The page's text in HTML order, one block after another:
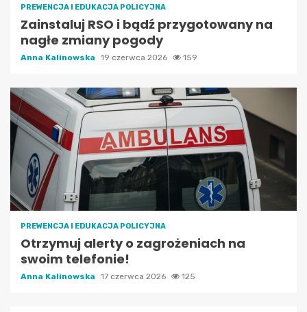
PREWENCJA I EDUKACJA POLICYJNA
Zainstaluj RSO i bądź przygotowany na
nagłe zmiany pogody
Anna Kalinowska 19 czerwca 2026 159
PREWENCJA I EDUKACJA POLICYJNA
Otrzymuj alerty o zagrożeniach na
swoim telefonie!
Anna Kalinowska 17 czerwca 2026 125